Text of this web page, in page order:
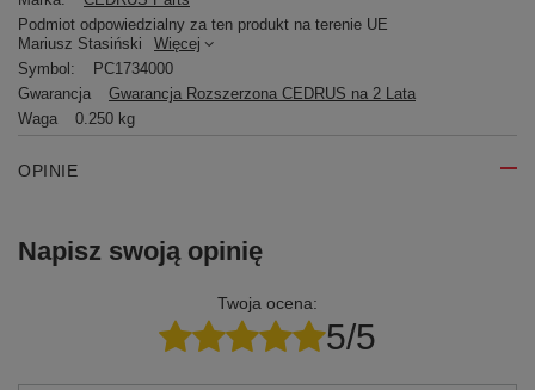
Podmiot odpowiedzialny za ten produkt na terenie UE
Mariusz Stasiński
Więcej
Symbol:
PC1734000
Gwarancja
Gwarancja Rozszerzona CEDRUS na 2 Lata
Waga
0.250 kg
OPINIE
Napisz swoją opinię
Twoja ocena:
5/5